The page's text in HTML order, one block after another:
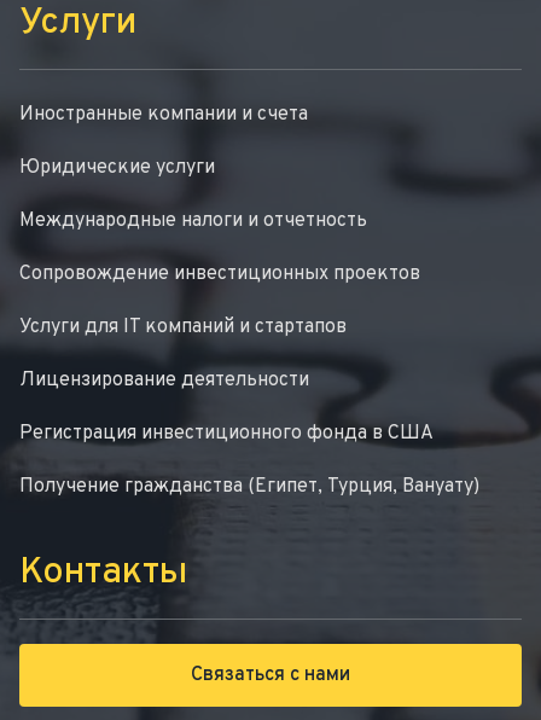
Услуги
Иностранные компании и счета
Юридические услуги
Международные налоги и отчетность
Сопровождение инвестиционных проектов
Услуги для IT компаний и стартапов
Лицензирование деятельности
Регистрация инвестиционного фонда в США
Получение гражданства (Египет, Турция, Вануату)
Контакты
Связаться с нами